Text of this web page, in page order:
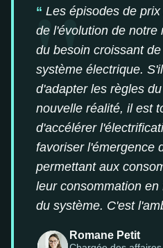
"
Les épisodes de
de l'évolution de notre
du besoin croissant
système électrique.
d'adapter les règles
nouvelle réalité, il est
d'accélérer
favoriser l'émergence
permettant aux
leur consommation
du système. C'est
Romane Petit